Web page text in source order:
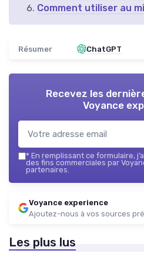
Comment utiliser au
Résumer ChatGPT
Recevez les
Voyance
* En remplissant ce formulaire,
des fins commerciales par
partenaires.
Voyance experience
Ajoutez-nous à vos sources
Les plus lus